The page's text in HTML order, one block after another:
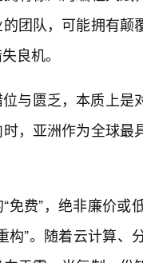
团队，可能拥有
良机。
与匮乏，本质上是
，亚洲作为全球
免费”，绝非廉价
构”。随着云计算